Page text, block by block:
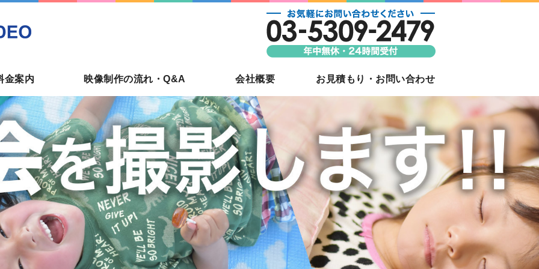
新宿でビデオ撮影・編集を頼むならJAPAN VIDEO｜東京都新
金案内 映像制作の流れ・Q&A 会社概要 お見積もり・お問い合わせ